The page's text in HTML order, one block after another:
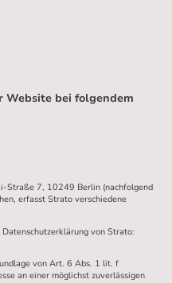
bei folgendem
Straße 7, 10249 Berlin (nachfolgend
erfasst Strato verschiedene
von Strato:
von Art. 6 Abs. 1 lit. f
an einer möglichst zuverlässigen